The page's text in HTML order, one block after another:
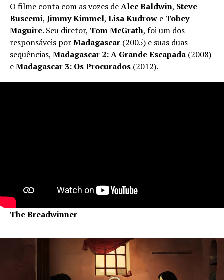
O filme conta com as vozes deAlec Baldwin, Steve
Buscemi, Jimmy Kimmel, Lisa Kudrow e Tobey
Maguire. Seu diretor, Tom McGrath, foi um dos
responsáveis porMadagascar (2005) e suas duas
sequências, Madagascar 2: A Grande Escapada (2008)
eMadagascar 3: Os Procurados (2012).
The Breadwinner